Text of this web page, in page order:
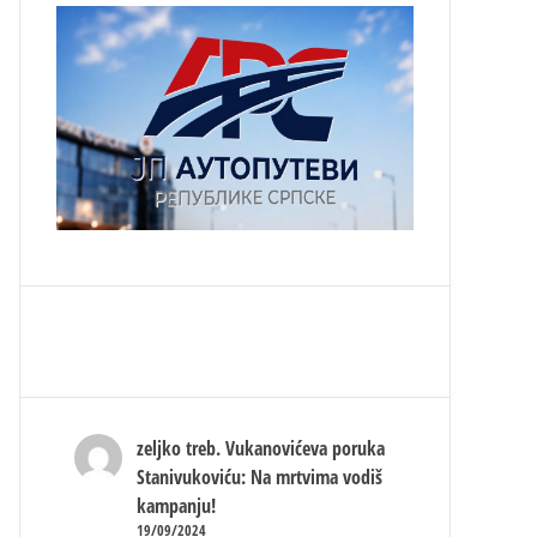
zeljko treb. Vukanovićeva poruka
Stanivukoviću: Na mrtvima vodiš
kampanju!
19/09/2024